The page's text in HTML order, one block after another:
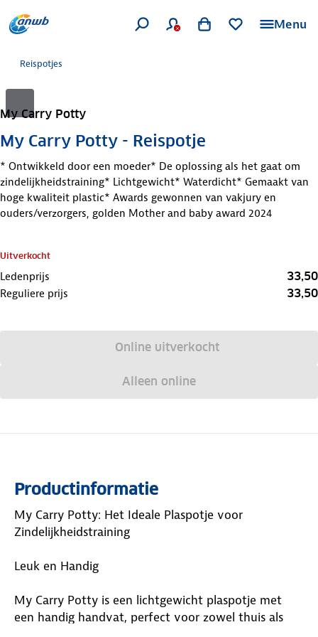
Menu
Reispotjes
My Carry Potty
My Carry Potty - Reispotje
* Ontwikkeld door een moeder* De oplossing als het gaat om
zindelijkheidstraining* Lichtgewicht* Waterdicht* Gemaakt van
hoge kwaliteit plastic* Awards gewonnen van vakjury en
ouders/verzorgers, golden Mother and baby award 2024
Uitverkocht
Ledenprijs 33,50
Reguliere prijs 33,50
Online uitverkocht
Alleen online
Productinformatie
My Carry Potty: Het Ideale Plaspotje voor
Zindelijkheidstraining
Leuk en Handig
My Carry Potty is een lichtgewicht plaspotje met
een handig handvat, perfect voor zowel thuis als